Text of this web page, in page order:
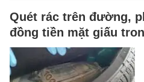
Quét rác trên đường,
đồng tiền mặt giấu